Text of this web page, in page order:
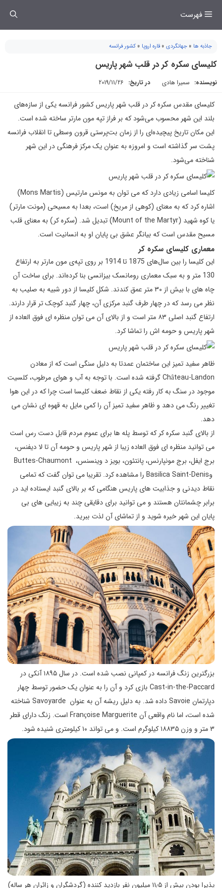
فهرست
جاذبه ها » جهانگردی » قاره اروپا » کشور فرانسه
کلیسای سکره کر در قلب شهر پاریس
نویسنده: سمیرا هادی در تاریخ: 2019/11/26
کلیسای مقدس سکره کر در قلب شهر پاریس کشور فرانسه یکی از سازه‌های
بلند این شهر محسوب می‌شود که بر فراز تپه مون مارتر ساخته شده است.
این مکان تاریخ پیچیده‌ای را از زمان بت‌پرستی قرون وسطی تا انقلاب فرانسه
پشت سر گذاشته است و امروزه به عنوان یک مرکز فرهنگی در این شهر
شناخته می‌شود.
کلیسا اسامی زیادی دارد که می توان به مونس مارتیس (Mons Martis)
اشاره کرد که به معنای (کوهی از مریخ) است، بعدا به مسیحی (مونت مارتر)
یا کوه شهید (Mount of the Martyr) تبدیل شد. (سکره کر) به معنای قلب
مسیح مقدس است که بیانگر عشق بی پایان او به انسانیت است.
معماری کلیسای سکره کر
این کلیسا را بین سال‌های 1875 تا 1914 بر روی تپه‌ی مون مارتر به ارتفاع
130 متر و به سبک معماری رومانسک بیزانسی بنا کرده‌اند. برای ساخت آن
چاه های با بیش از ۳۰ متر عمق کندند. شکل کلیسا از دور شبیه به صلیب به
نظر می رسد که در چهار طرف گنبد مرکزی آن، چهار گنبد کوچک تر قرار دارند.
ارتفاع گنبد اصلی ۸۳ متر است و از بالای آن می توان منظره ای فوق العاده از
شهر پاریس و حومه اش را تماشا کرد.
ظاهر سفید تمیز این ساختمان عمدتا به دلیل سنگی است که از معادن
Château-Landon گرفته شده است. با توجه به آب و هوای مرطوب، کلسیت
موجود در سنگ به کار رفته یکی از نقاط ضعف کلیسا است چرا که در این هوا
تغییر رنگ می دهد و ظاهر سفید تمیز آن را کمی مایل به قهوه ای نشان می
دهد.
از بالای گنبد سکره کر که توسط پله ها برای عموم مردم قابل دست رس است
می توانید منظره ای فوق العاده زیبا از شهر پاریس و حومه آن تا لا دیفنس،
برج ایفل، برج مونپارنس، پانتئون، بویز د وینسنس، Buttes-Chaumont
وBasilica Saint-Denis را مشاهده کرد. تقریبا می توان گفت که تمامی
نقاط دیدنی و جذابیت های پاریس هنگامی که بر بالای گنبد ایستاده اید در
برابر چشمانتان هستند و می توانید برای دقایقی چند به زیبایی های بی
پایان این شهر خیره شوید و از تماشای آن لذت ببرید.
بزرگترین زنگ فرانسه در کمپانی نصب شده است. در سال ۱۸۹۵ آنکی در
Cast-in-the-Paccard بازی کرد و آن را به عنوان یک حضور توسط چهار
دپارتمان Savoie داده شد. به دلیل ریشه آن به عنوان Savoyarde شناخته
شده است، اما نام واقعی آن Françoise Marguerite است. زنگ دارای قطر
۳ متر و وزن ۱۸۸۳۵ کیلوگرم است. و می تواند ۱۰ کیلومتری شنیده شود.
پذیرا بودن بیش از ۱۱٫۵ میلیون نفر بازدید کننده (گردشگران و زائران هر ساله)